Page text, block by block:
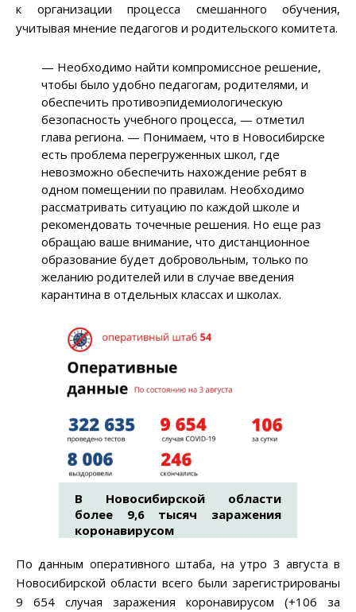
к организации процесса смешанного обучения,
учитывая мнение педагогов и родительского комитета.
— Необходимо найти компромиссное решение,
чтобы было удобно педагогам, родителями, и
обеспечить противоэпидемиологическую
безопасность учебного процесса, — отметил
глава региона. — Понимаем, что в Новосибирске
есть проблема перегруженных школ, где
невозможно обеспечить нахождение ребят в
одном помещении по правилам. Необходимо
рассматривать ситуацию по каждой школе и
рекомендовать точечные решения. Но еще раз
обращаю ваше внимание, что дистанционное
образование будет добровольным, только по
желанию родителей или в случае введения
карантина в отдельных классах и школах.
В Новосибирской области
более 9,6 тысяч заражения
коронавирусом
По данным оперативного штаба, на утро 3 августа в
Новосибирской области всего были зарегистрированы
9 654 случая заражения коронавирусом (+106 за